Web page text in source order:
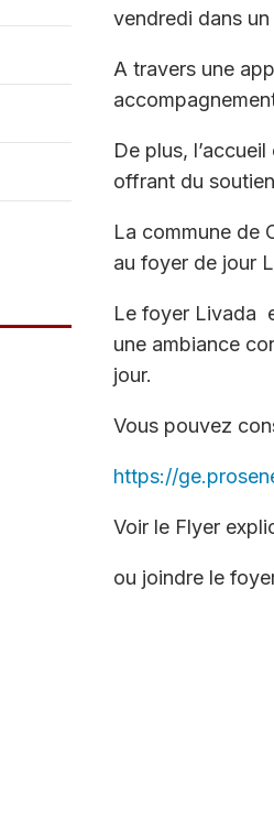
Dôme Seniors
Listing N° urgences
vendredi dans
A travers une
De plus,
offrant du
La commune de
au foyer de jour
Le foyer Livada
une ambiance
jour.
Vous pouvez
https://
Voir le Flyer
ou joindre le